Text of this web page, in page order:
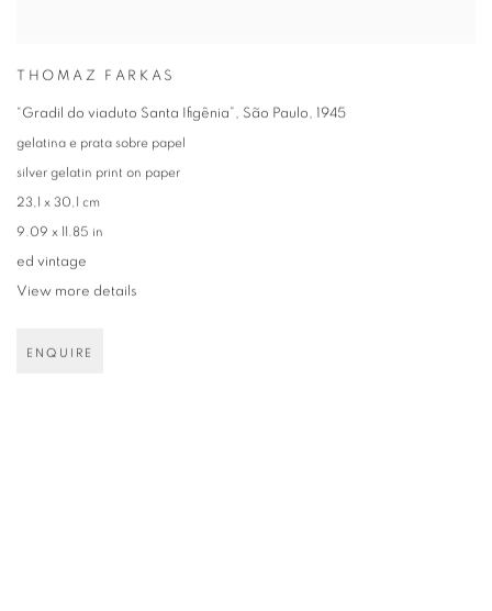
THOMAZ FARKAS
“Gradil do viaduto Santa Ifigênia” São Paulo 1945
gelatina e prata sobre papel
silver gelatin print on paper
23,1 x 30,1 cm
9.09 x 11.85 in
ed vintage
View more details
ENQUIRE